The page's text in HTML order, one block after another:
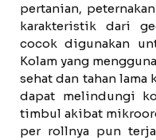
pertanian,
karakteristik dari
cocok digunakan
Kolam yang
sehat dan tahan lama
dapat melindungi
timbul akibat
per rollnya pun